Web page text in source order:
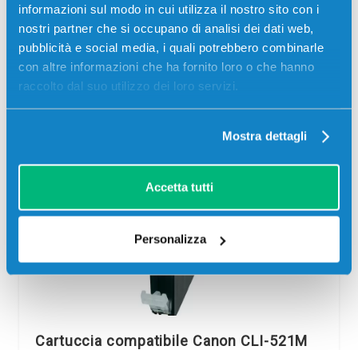
informazioni sul modo in cui utilizza il nostro sito con i
nostri partner che si occupano di analisi dei dati web,
pubblicità e social media, i quali potrebbero combinarle
con altre informazioni che ha fornito loro o che hanno
raccolto dal suo utilizzo dei loro servizi.
Mostra dettagli
Accetta tutti
Personalizza
2,50€
CONSEGNA IN 24/48 ORE
Aggiungi al carrello
Cartuccia compatibile Canon CLI-521M